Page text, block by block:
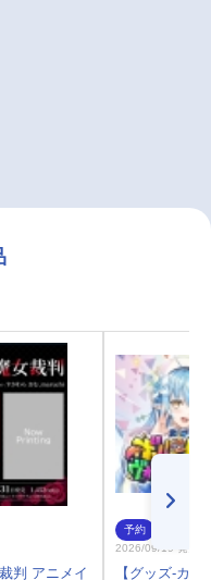
判 アニメイ
予約
2026/09/19 発売
【グッズ-カ